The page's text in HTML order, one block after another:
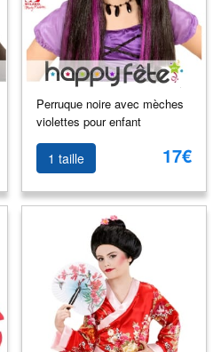
Perruque noire avec mèches
violettes pour enfant
1 taille 17€